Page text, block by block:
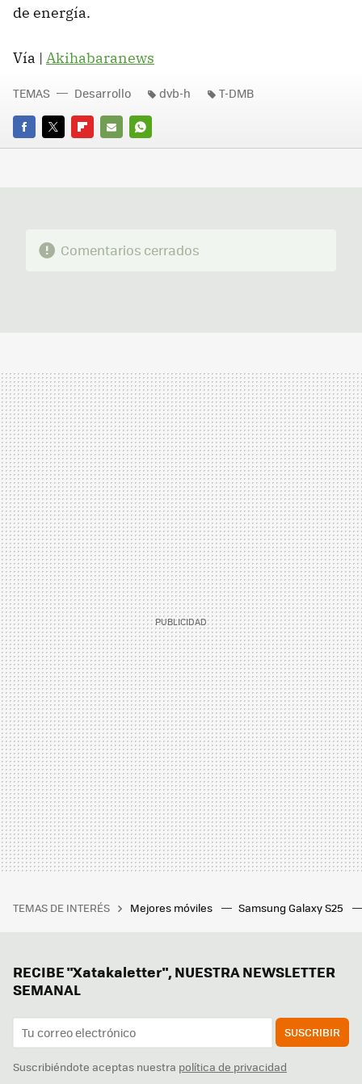
de energía.
Vía | Akihabaranews
FACEBOOK
TWITTERFLIPBOARD
E-
WHATSAPP
TEMAS Desarrollo dvb-h T-DMB
Comentarios cerrados
TEMAS DE INTERÉS Mejores móviles Samsung Galaxy S25
RECIBE "Xatakaletter", NUESTRA NEWSLETTER
SEMANAL
SUSCRIBIR
Suscribiéndote aceptas nuestra política de privacidad